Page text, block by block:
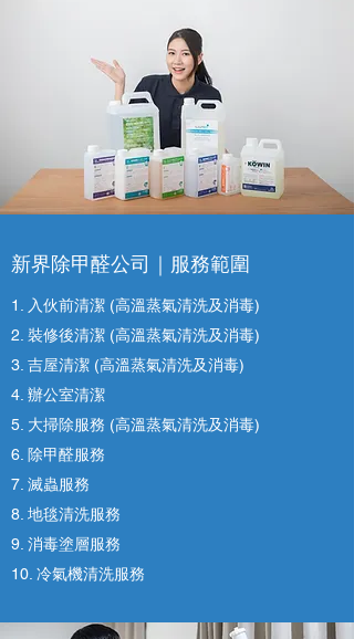
新界除甲醛公司｜ 服務範圍
1. 入伙前清潔 (高溫蒸氣清洗及消毒)
2. 裝修後清潔 (高溫蒸氣清洗及消毒)
3. 吉屋清潔 (高溫蒸氣清洗及消毒)
4. 辦公室清潔
5. 大掃除服務 (高溫蒸氣清洗及消毒)
6. 除甲醛服務
7. 滅蟲服務
8. ​地毯清洗服務
9. 消毒塗層服務
10. 冷氣機清洗服務